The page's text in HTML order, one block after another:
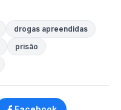
drogas apreendidas
prisão